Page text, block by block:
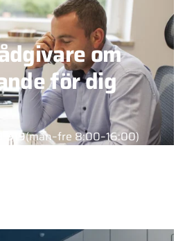
om
för dig
919(mån–fre 8:00–16:00)